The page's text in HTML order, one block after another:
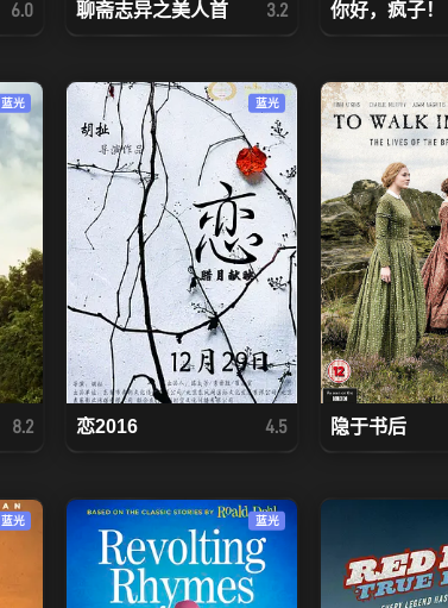
6.0 聊斋志异之美人首 3.2 你好，疯子！
蓝光
8.2
蓝光
恋2016 4.5 隐于书后
蓝光 蓝光